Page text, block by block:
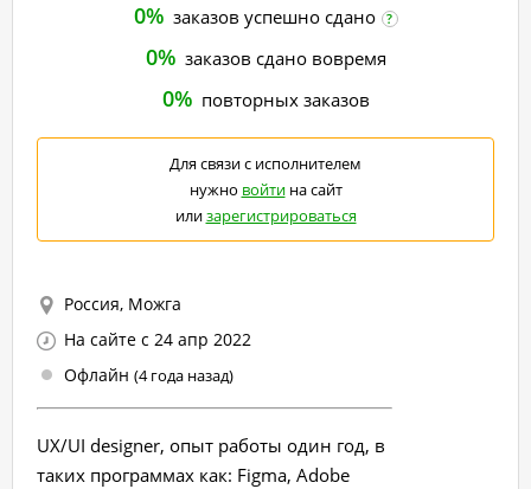
0% заказов успешно сдано ?
0% заказов сдано вовремя
0% повторных заказов
Для связи с исполнителем
нужно войтина сайт
илизарегистрироваться
Россия, Можга
На сайте с 24 апр 2022
Офлайн (4 года назад)
UX/UI designer, опыт работы один год, в
таких программах как: Figma, Adobe